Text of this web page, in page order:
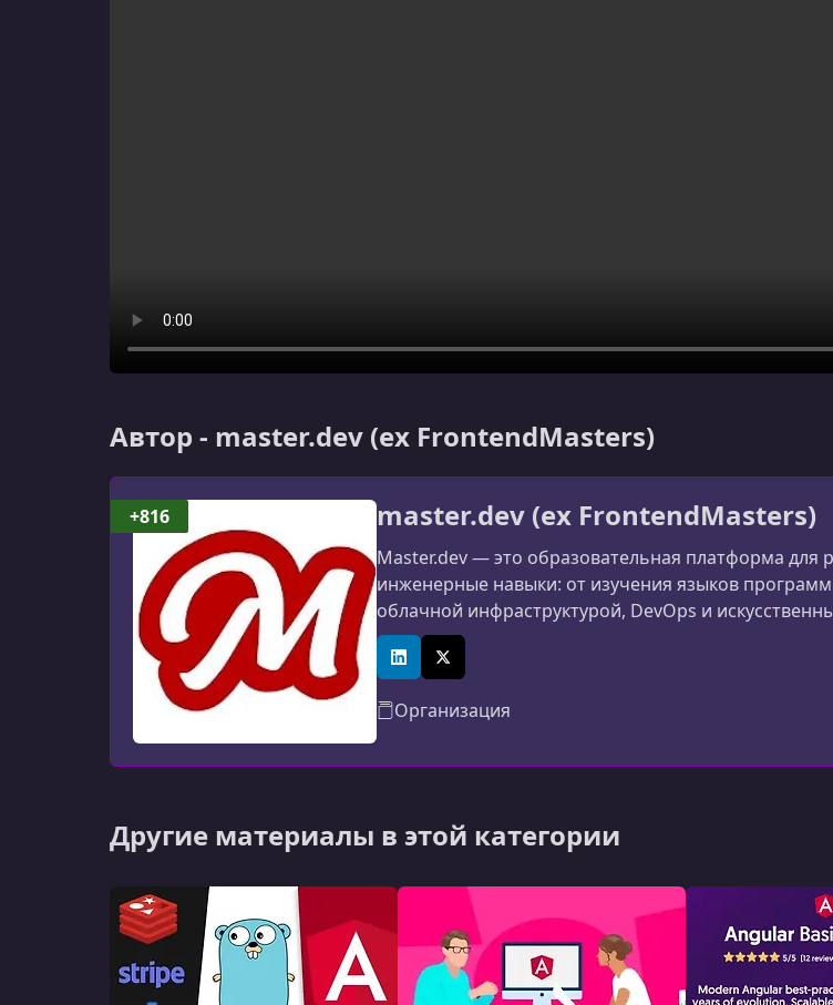
Автор - master.dev (ex FrontendMasters)
master.dev (ex FrontendMasters)
Master.dev — это образовательная платформа для
инженерные навыки: от изучения языков
облачной инфраструктурой, DevOps и
платформа расширила фокус и теперь обучает
LinkedInX (Twitter)
Организация
+816
Другие материалы в этой категории